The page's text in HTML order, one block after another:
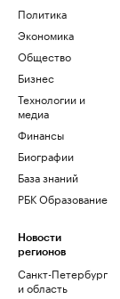
Политика
Экономика
Общество
Бизнес
Технологии и
медиа
Финансы
Биографии
База знаний
РБК Образование
Новости
регионов
Санкт-Петербург
и область